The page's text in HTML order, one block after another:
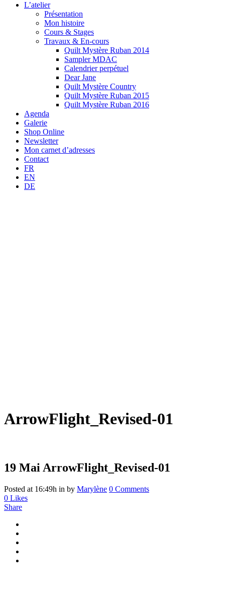
L’atelier
Présentation
Mon histoire
Cours & Stages
Travaux & En-cours
Quilt Mystère Ruban 2014
Sampler MDAC
Calendrier perpétuel
Dear Jane
Quilt Mystère Country
Quilt Mystère Ruban 2015
Quilt Mystère Ruban 2016
Agenda
Galerie
Shop Online
Newsletter
Mon carnet d’adresses
Contact
FR
EN
DE
ArrowFlight_Revised-01
19 Mai ArrowFlight_Revised-01
Posted at 16:49h in by Marylène 0 Comments
0 Likes
Share